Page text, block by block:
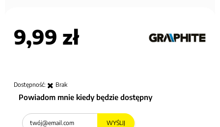
9,99 zł
Dostępność: Brak
Powiadom mnie kiedy będzie dostępny
WYŚLIJ